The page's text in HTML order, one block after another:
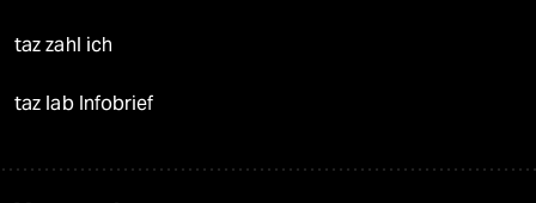
taz zahl ich
taz lab Infobrief